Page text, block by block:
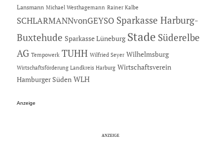
Lansmann Michael Westhagemann Rainer Kalbe
SCHLARMANNvonGEYSO Sparkasse Harburg-
Buxtehude Sparkasse Lüneburg Stade Süderelbe
AG Tempowerk TUHH Wilfried Seyer Wilhelmsburg
Wirtschaftsförderung Landkreis Harburg Wirtschaftsverein
Hamburger Süden WLH
Anzeige